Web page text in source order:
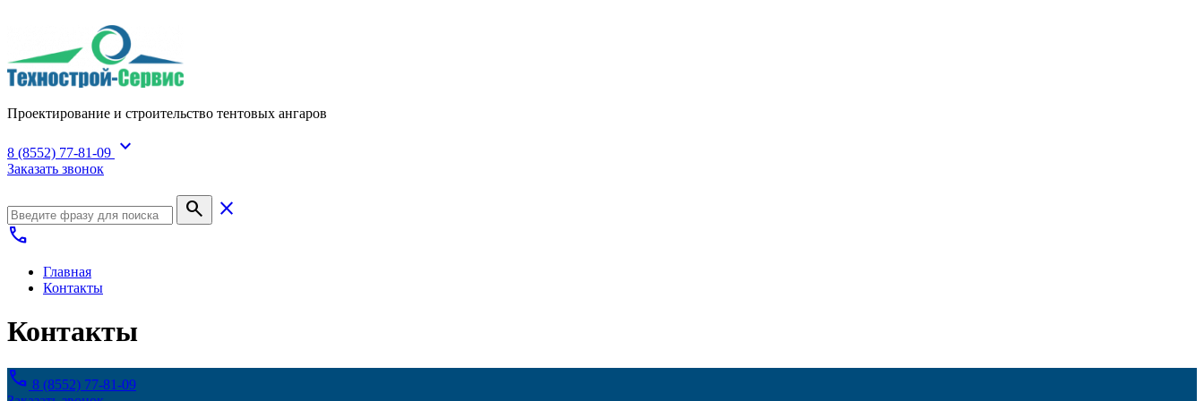
Проектирование и строительство тентовых ангаров
8 (8552) 77-81-09 expand_more
Заказать звонок
search
close
call
Главная
Контакты
Контакты
call 8 (8552) 77-81-09